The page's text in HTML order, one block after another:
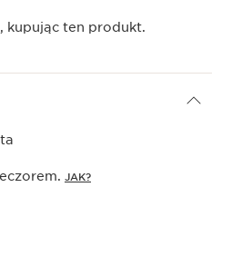
kupując ten produkt.
JAK?